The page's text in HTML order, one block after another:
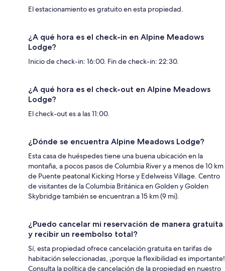
El estacionamiento es gratuito en esta propiedad.
¿A qué hora es el check-in en Alpine Meadows
Lodge?
Inicio de check-in: 16:00. Fin de check-in: 22:30.
¿A qué hora es el check-out en Alpine Meadows
Lodge?
El check-out es a las 11:00.
¿Dónde se encuentra Alpine Meadows Lodge?
Esta casa de huéspedes tiene una buena ubicación en la
montaña, a pocos pasos de Columbia River y a menos de 10 km
de Puente peatonal Kicking Horse y Edelweiss Village. Centro
de visitantes de la Columbia Británica en Golden y Golden
Skybridge también se encuentran a 15 km (9 mi).
¿Puedo cancelar mi reservación de manera gratuita
y recibir un reembolso total?
Sí, esta propiedad ofrece cancelación gratuita en tarifas de
habitación seleccionadas, ¡porque la flexibilidad es importante!
Consulta la política de cancelación de la propiedad en nuestro